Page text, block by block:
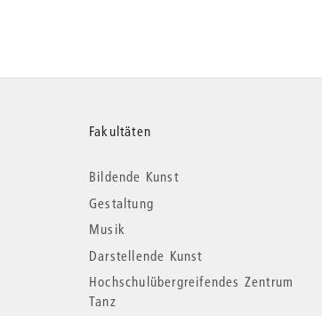
Weitere
Informationen
Fakultäten
Bildende Kunst
Gestaltung
Musik
Darstellende Kunst
Hochschulübergreifendes Zentrum
Tanz